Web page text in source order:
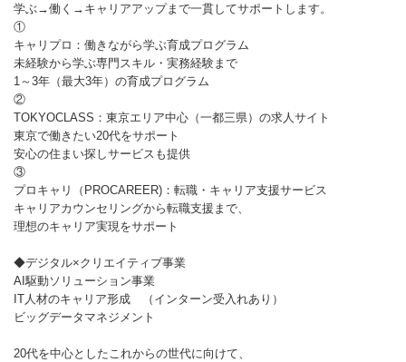
学ぶ→働く→キャリアアップまで一貫してサポートします。
①
キャリプロ：働きながら学ぶ育成プログラム
未経験から学ぶ専門スキル・実務経験まで
1～3年（最大3年）の育成プログラム
②
TOKYOCLASS：東京エリア中心（一都三県）の求人サイト
東京で働きたい20代をサポート
安心の住まい探しサービスも提供
③
プロキャリ（PROCAREER)：転職・キャリア支援サービス
キャリアカウンセリングから転職支援まで、
理想のキャリア実現をサポート
◆デジタル×クリエイティブ事業
AI駆動ソリューション事業
IT人材のキャリア形成 （インターン受入れあり）
ビッグデータマネジメント
20代を中心としたこれからの世代に向けて、